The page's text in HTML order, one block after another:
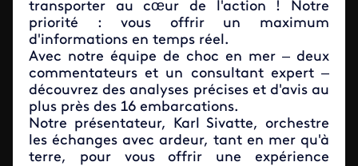
transporter au cœur de l'action ! Notre
priorité : vous offrir un maximum
d'informations en temps réel.
Avec notre équipe de choc en mer – deux
commentateurs et un consultant expert –
découvrez des analyses précises et d'avis au
plus près des 16 embarcations.
Notre présentateur, Karl Sivatte, orchestre
les échanges avec ardeur, tant en mer qu'à
terre, pour vous offrir une expérience